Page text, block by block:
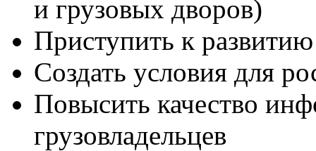
и грузовых дворов)
Приступить к
Создать условия для
Повысить качество
грузовладельцев